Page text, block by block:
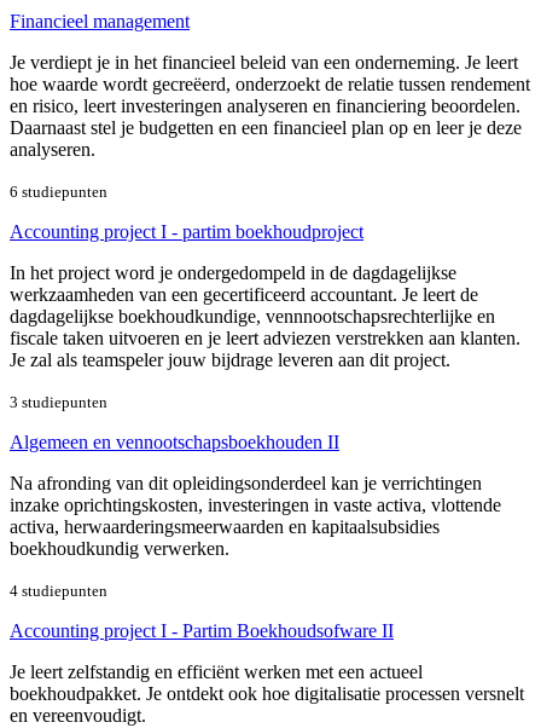
Financieel management
Je verdiept je in het financieel beleid van een onderneming. Je leert
hoe waarde wordt gecreëerd, onderzoekt de relatie tussen rendement
en risico, leert investeringen analyseren en financiering beoordelen.
Daarnaast stel je budgetten en een financieel plan op en leer je deze
analyseren.
6 studiepunten
Accounting project I - partim boekhoudproject
In het project word je ondergedompeld in de dagdagelijkse
werkzaamheden van een gecertificeerd accountant. Je leert de
dagdagelijkse boekhoudkundige, vennnootschapsrechterlijke en
fiscale taken uitvoeren en je leert adviezen verstrekken aan klanten.
Je zal als teamspeler jouw bijdrage leveren aan dit project.
3 studiepunten
Algemeen en vennootschapsboekhouden II
Na afronding van dit opleidingsonderdeel kan je verrichtingen
inzake oprichtingskosten, investeringen in vaste activa, vlottende
activa, herwaarderingsmeerwaarden en kapitaalsubsidies
boekhoudkundig verwerken.
4 studiepunten
Accounting project I - Partim Boekhoudsofware II
Je leert zelfstandig en efficiënt werken met een actueel
boekhoudpakket. Je ontdekt ook hoe digitalisatie processen versnelt
en vereenvoudigt.